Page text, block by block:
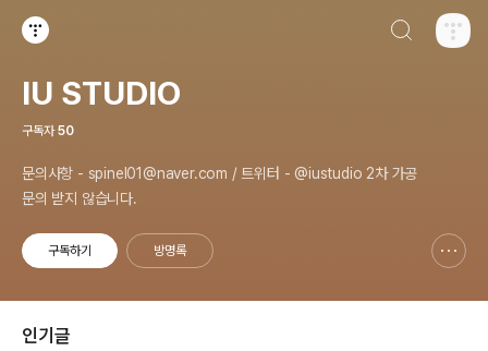
IU STUDIO
구독자 50
문의사항 - spinel01@naver.com / 트위터 - @iustudio 2차 가공
문의 받지 않습니다.
구독하기 방명록
인기글